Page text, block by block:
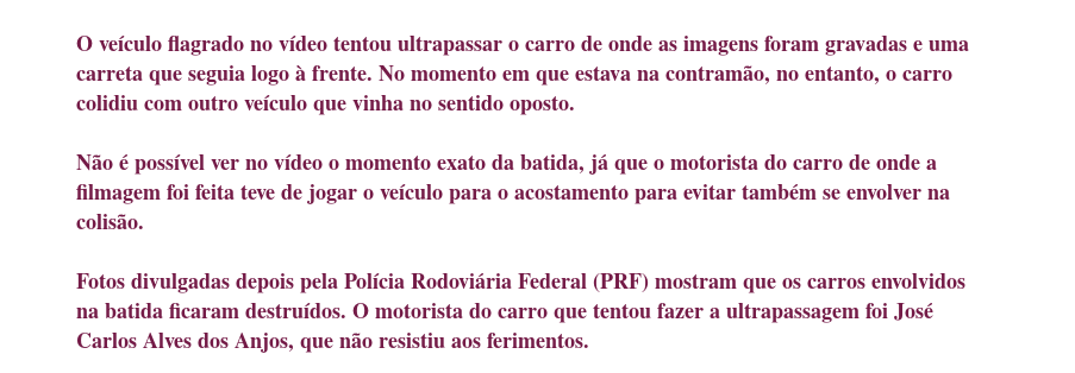
O veículo flagrado no vídeo tentou ultrapassar o carro de onde as imagens foram gravadas e uma
carreta que seguia logo à frente. No momento em que estava na contramão, no entanto, o carro
colidiu com outro veículo que vinha no sentido oposto.
Não é possível ver no vídeo o momento exato da batida, já que o motorista do carro de onde a
filmagem foi feita teve de jogar o veículo para o acostamento para evitar também se envolver na
colisão.
Fotos divulgadas depois pela Polícia Rodoviária Federal (PRF) mostram que os carros envolvidos
na batida ficaram destruídos. O motorista do carro que tentou fazer a ultrapassagem foi José
Carlos Alves dos Anjos, que não resistiu aos ferimentos.